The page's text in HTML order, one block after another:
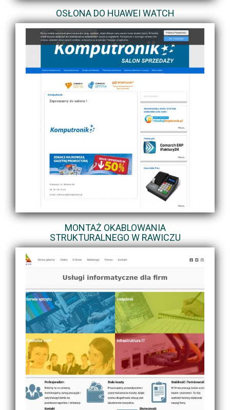
OSŁONA DO HUAWEI WATCH
MONTAŻ OKABLOWANIA
STRUKTURALNEGO W RAWICZU